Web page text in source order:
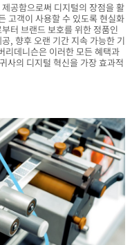
공함으로써 디지털의 장점을 활
고객이 사용할 수 있도록 현실화
터 브랜드 보호를 위한 정품인
, 향후 오랜 기간 지속 가능한 기
리데니슨은 이러한 모든 혜택과
사의 디지털 혁신을 가장 효과적